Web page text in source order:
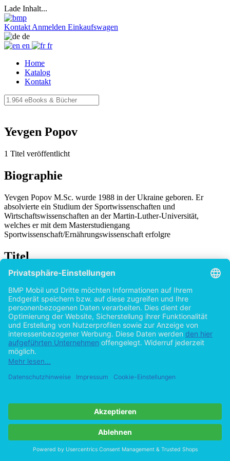
Lade Inhalt...
Kontakt Anmelden Einkaufswagen
de
en
fr
Home
Katalog
Kontakt
Yevgen Popov
1 Titel veröffentlicht
Biographie
Yevgen Popov M.Sc. wurde 1988 in der Ukraine geboren. Er
absolvierte ein Studium der Sportwissenschaften und
Wirtschaftswissenschaften an der Martin-Luther-Universität,
welches er mit dem Masterstudiengang
Sportwissenschaft/Ernährungswissenschaft erfolgre
Titel
Erfolgreich als Personal Trainer: Wie sieht ein
Check up aus?
vonYevgen Popov (Autor:in) 2015
©2010 Bachelorarbeit 61 Seiten
Hilfe/FAQ
Impressum
Vertrag widerrufen
Zur Desktop-Version
Copyright ©Imprint in der Bedey & Thoms Media GmbH
by
Cookie-Einstellungen